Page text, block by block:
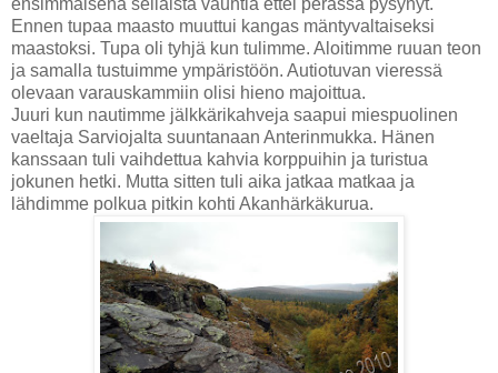
Ennen tupaa maasto muuttui kangas mäntyvaltaiseksi
maastoksi. Tupa oli tyhjä kun tulimme. Aloitimme ruuan teon
ja samalla tustuimme ympäristöön. Autiotuvan vieressä
olevaan varauskammiin olisi hieno majoittua.
Juuri kun nautimme jälkkärikahveja saapui miespuolinen
vaeltaja Sarviojalta suuntanaan Anterinmukka. Hänen
kanssaan tuli vaihdettua kahvia korppuihin ja turistua
jokunen hetki. Mutta sitten tuli aika jatkaa matkaa ja
lähdimme polkua pitkin kohti Akanhärkäkurua.